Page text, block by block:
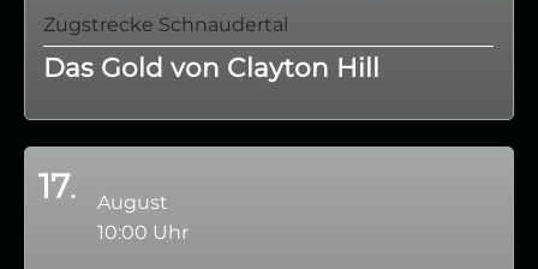
Zugstrecke Schnaudertal
Das Gold von Clayton Hill
17
August
10:00 Uhr